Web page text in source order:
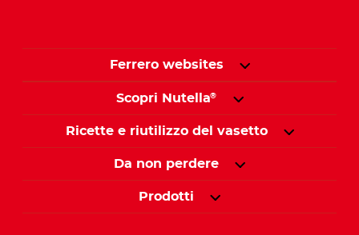
Ferrero websites
Scopri Nutella®
Ricette e riutilizzo del vasetto
Da non perdere
Prodotti